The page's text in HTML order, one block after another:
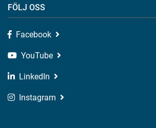
FÖLJ OSS
Facebook
YouTube
LinkedIn
Instagram